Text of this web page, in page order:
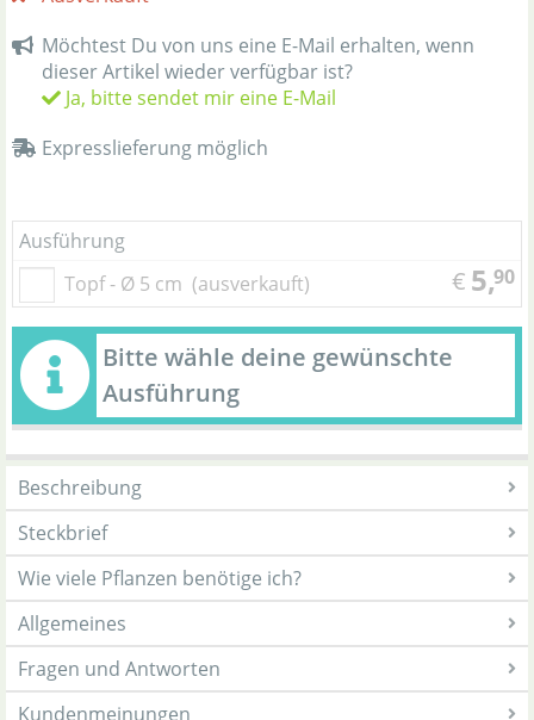
Möchtest Du von uns eine E-Mail erhalten, wenn
dieser Artikel wieder verfügbar ist?
Ja, bitte sendet mir eine E-Mail
Expresslieferung möglich
Ausführung
Topf - Ø 5 cm (ausverkauft) € 5,90
Bitte wähle deine gewünschte
Ausführung
Beschreibung
Steckbrief
Wie viele Pflanzen benötige ich?
Allgemeines
Fragen und Antworten
Kundenmeinungen